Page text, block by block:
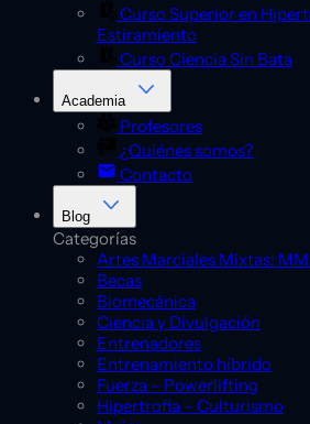
Curso Superior en
Estiramiento
Curso Ciencia Sin Bata
Academia
Profesores
¿Quiénes somos?
Contacto
Blog
Categorías
Artes Marciales Mixtas:
Becas
Biomecánica
Ciencia y Divulgación
Entrenadores
Entrenamiento híbrido
Fuerza – Powerlifting
Hipertrofia – Culturismo